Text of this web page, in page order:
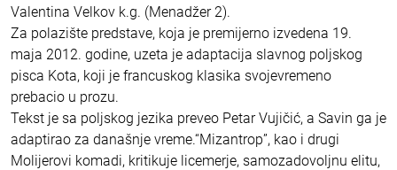
Valentina Velkov k.g. (Menadžer 2).
Za polazište predstave, koja je premijerno izvedena 19.
maja 2012. godine, uzeta je adaptacija slavnog poljskog
pisca Kota, koji je francuskog klasika svojevremeno
prebacio u prozu.
Tekst je sa poljskog jezika preveo Petar Vujičić, a Savin ga je
adaptirao za današnje vreme.“Mizantrop”, kao i drugi
Molijerovi komadi, kritikuje licemerje, samozadovoljnu elitu,